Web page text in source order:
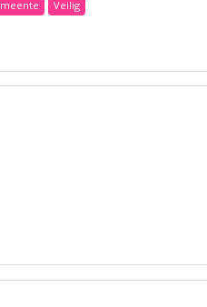
Veilig